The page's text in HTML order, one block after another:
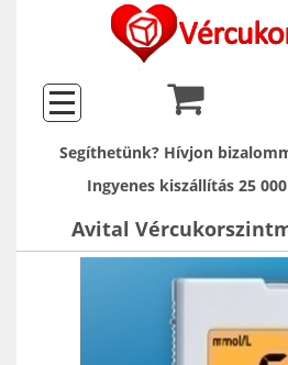
Segíthetünk? Hívjon
Ingyenes kiszállítás 25
Avital